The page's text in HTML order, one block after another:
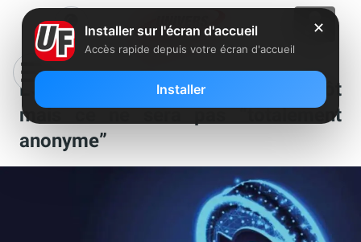
L’euro numérique c’est pour bientôt
mais ce ne sera pas “totalement
anonyme”
✕
Installer sur l'écran d'accueil
Accès rapide depuis votre écran d'accueil
Installer